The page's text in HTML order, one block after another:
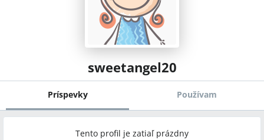
sweetangel20
Príspevky Používam
Tento profil je zatiaľ prázdny